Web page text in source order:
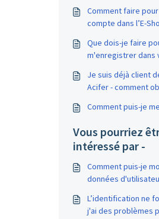
Comment faire
compte dans l’E-
Que dois-je faire
m'enregistrer dans
Je suis déjà client
Acifer - comment
Comment puis-je
Vous pourriez
intéressé par -
Comment puis-je
données
L’identification ne
j'ai des problèmes